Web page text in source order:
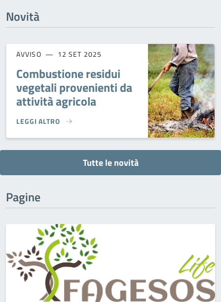
Novità
AVVISO 12 SET 2025
Combustione residui
vegetali provenienti da
attività agricola
LEGGI ALTRO
COMBUSTIONE RESIDUI VEGETALI PROVENIENTI DA
Tutte le novità
Pagine